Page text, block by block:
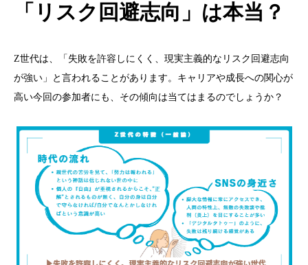
「リスク回避志向」は本当？
Z世代は、「失敗を許容しにくく、現実主義的なリスク回避志向
が強い」と言われることがあります。キャリアや成長への関心が
高い今回の参加者にも、その傾向は当てはまるのでしょうか？